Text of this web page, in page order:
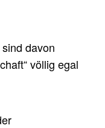
davon
völlig egal